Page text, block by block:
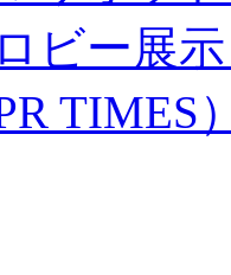
ビー展
TIMES